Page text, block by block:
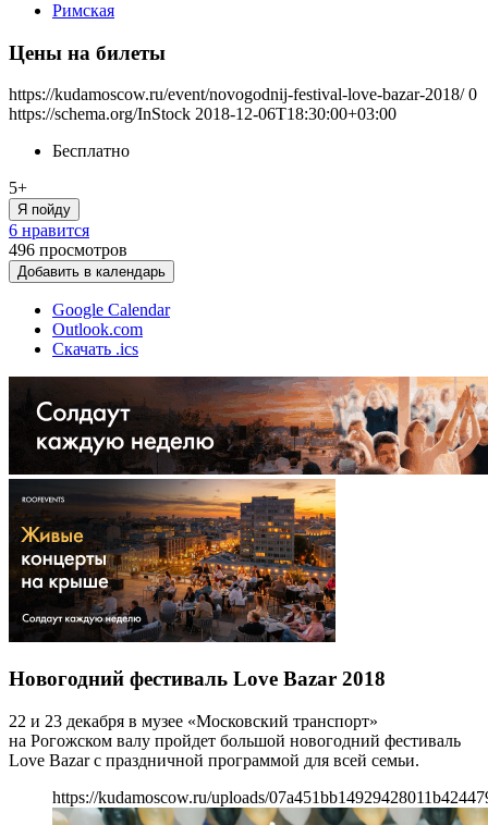
Римская
Цены на билеты
https://kudamoscow.ru/event/novogodnij-festival-love-bazar-2018/ 0
https://schema.org/InStock 2018-12-06T18:30:00+03:00
Бесплатно
5+
Я пойду
6 нравится
496 просмотров
Добавить в календарь
Google Calendar
Outlook.com
Скачать .ics
Новогодний фестиваль Love Bazar 2018
22 и 23 декабря в музее «Московский транспорт»
на Рогожском валу пройдет большой новогодний фестиваль
Love Bazar с праздничной программой для всей семьи.
https://kudamoscow.ru/uploads/